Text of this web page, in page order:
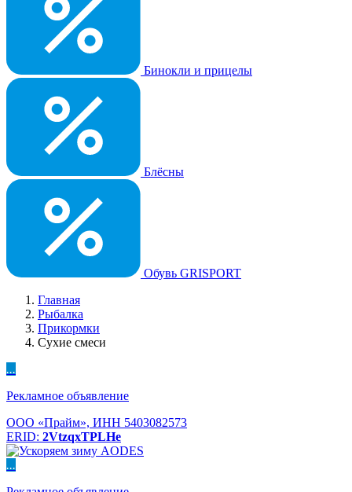
Бинокли и прицелы
Блёсны
Обувь GRISPORT
Главная
Рыбалка
Прикормки
Сухие смеси
...
Рекламное объявление
ООО «Прайм», ИНН 5403082573
ERID: 2VtzqxTPLHe
...